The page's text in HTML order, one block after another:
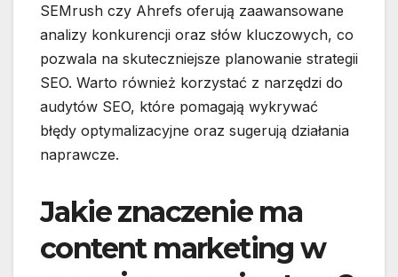
SEMrush czy Ahrefs oferują zaawansowane
analizy konkurencji oraz słów kluczowych, co
pozwala na skuteczniejsze planowanie strategii
SEO. Warto również korzystać z narzędzi do
audytów SEO, które pomagają wykrywać
błędy optymalizacyjne oraz sugerują działania
naprawcze.
Jakie znaczenie ma
content marketing w